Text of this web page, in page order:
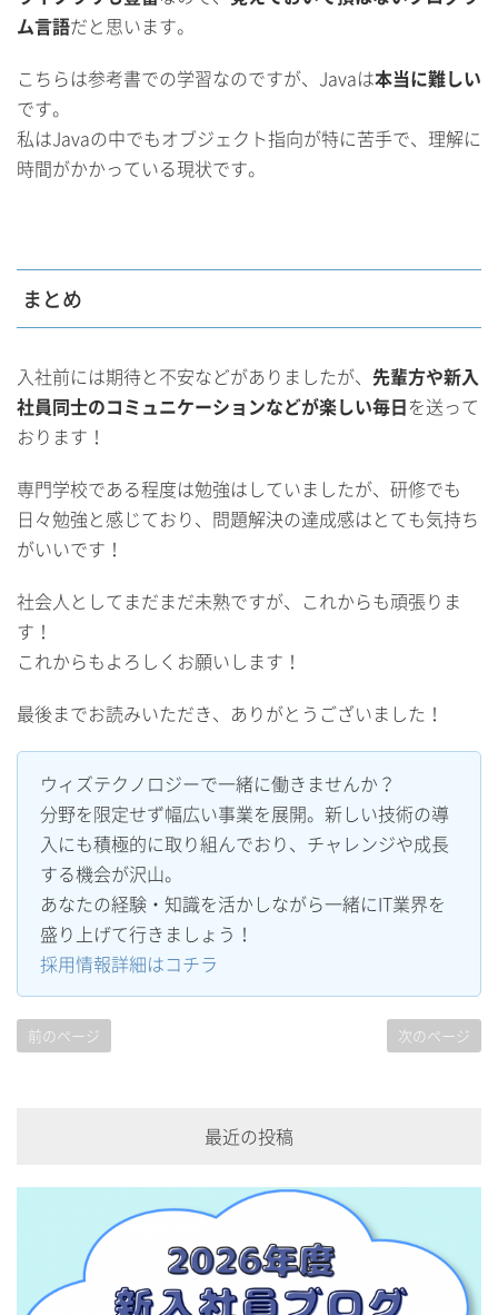
ム言語だと思います。
こちらは参考書での学習なのですが、Javaは本当に難しい
です。
私はJavaの中でもオブジェクト指向が特に苦手で、理解に
時間がかかっている現状です。
まとめ
入社前には期待と不安などがありましたが、 先輩方や新入
社員同士のコミュニケーションなどが楽しい毎日を送って
おります！
専門学校である程度は勉強はしていましたが、研修でも
日々勉強と感じており、問題解決の達成感はとても気持ち
がいいです！
社会人としてまだまだ未熟ですが、これからも頑張りま
す！
これからもよろしくお願いします！
最後までお読みいただき、ありがとうございました！
ウィズテクノロジーで一緒に働きませんか？
分野を限定せず幅広い事業を展開。新しい技術の導
入にも積極的に取り組んでおり、チャレンジや成長
する機会が沢山。
あなたの経験・知識を活かしながら一緒にIT業界を
盛り上げて行きましょう！
採用情報詳細はコチラ
前のページ 次のページ
最近の投稿